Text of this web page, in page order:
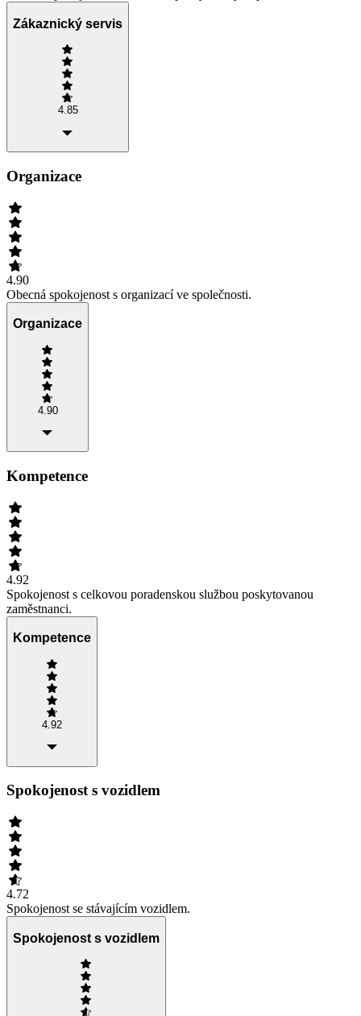
Zákaznický servis
4.85
Organizace
4.90
Obecná spokojenost s organizací ve společnosti.
Organizace
4.90
Kompetence
4.92
Spokojenost s celkovou poradenskou službou poskytovanou
zaměstnanci.
Kompetence
4.92
Spokojenost s vozidlem
4.72
Spokojenost se stávajícím vozidlem.
Spokojenost s vozidlem